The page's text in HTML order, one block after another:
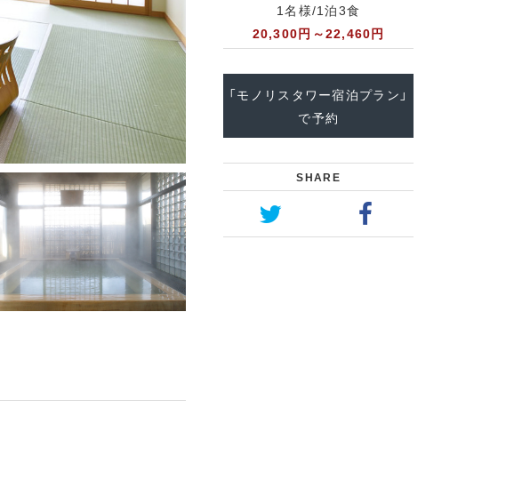
1名様/1泊3食
20,300円～22,460円
「モノリスタワー宿泊プラン」
で予約
SHARE